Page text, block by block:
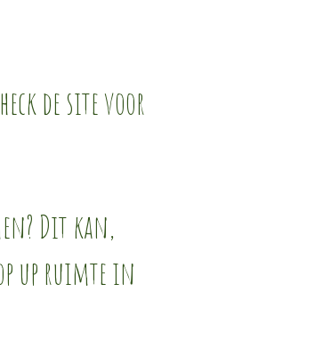
de site voor
Dit kan,
up ruimte in